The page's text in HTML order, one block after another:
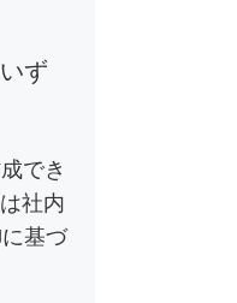
ず
でき
社内
基づ